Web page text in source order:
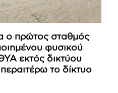
ο πρώτος σταθμός
φυσικού
εκτός δικτύου
το δίκτυο